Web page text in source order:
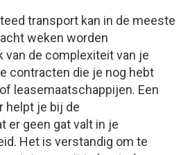
transport kan in de meeste
weken worden
van de complexiteit van je
contracten die je nog hebt
leasemaatschappijen. Een
helpt je bij de
er geen gat valt in je
Het is verstandig om te